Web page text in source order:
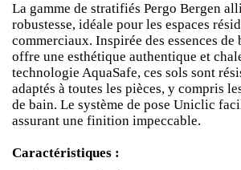
La gamme de stratifiés Pergo Bergen
robustesse, idéale pour les espaces
commerciaux. Inspirée des essences
offre une esthétique authentique et
technologie AquaSafe, ces sols sont
adaptés à toutes les pièces, y compris
de bain. Le système de pose Uniclic
assurant une finition impeccable.
Caractéristiques :